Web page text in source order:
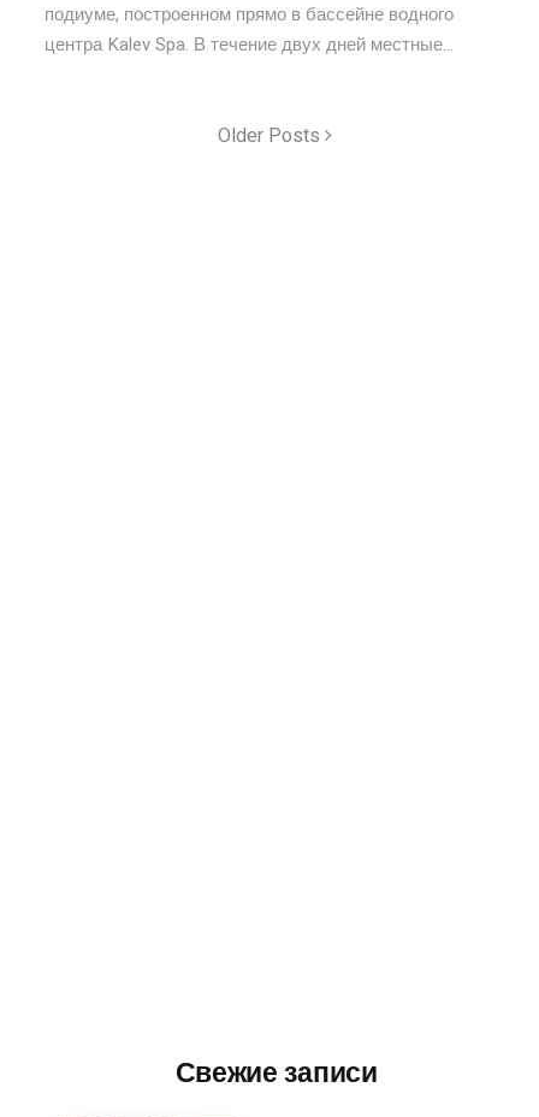
подиуме, построенном прямо в бассейне водного
центра Kalev Spa. В течение двух дней местные...
Older Posts
Свежие записи